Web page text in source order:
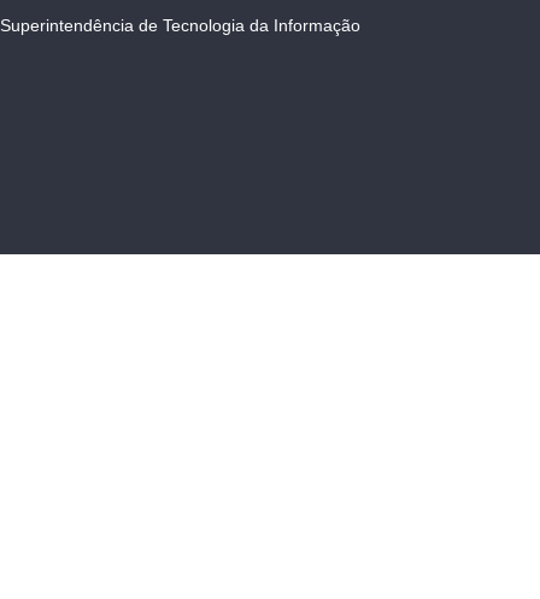
Superintendência de Tecnologia da Informação